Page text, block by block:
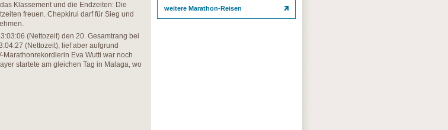
Klassement und die Endzeiten: Die
freuen. Chepkirui darf für Sieg und
(Nettozeit) den 20. Gesamtrang bei
(Nettozeit), lief aber aufgrund
Marathonrekordlerin Eva Wutti war noch
startete am gleichen Tag in Malaga, wo
weitere Marathon-Reisen